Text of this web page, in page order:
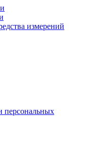
измерений
персональных